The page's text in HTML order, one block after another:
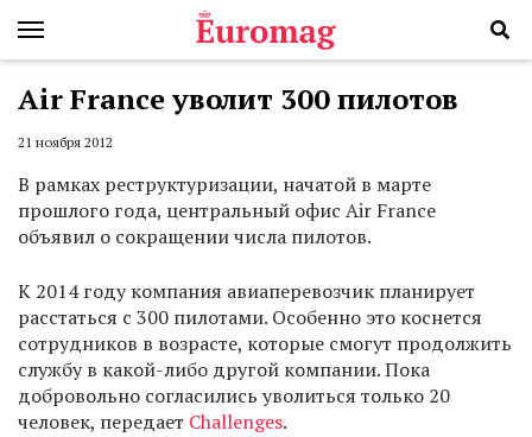
Air France уволит 300 пилотов
21 ноября 2012
В рамках реструктуризации, начатой в марте
прошлого года, центральный офис Air France
объявил о сокращении числа пилотов.
К 2014 году компания авиаперевозчик планирует
расстаться с 300 пилотами. Особенно это коснется
сотрудников в возрасте, которые смогут продолжить
службу в какой-либо другой компании. Пока
добровольно согласились уволиться только 20
человек, передает Challenges.